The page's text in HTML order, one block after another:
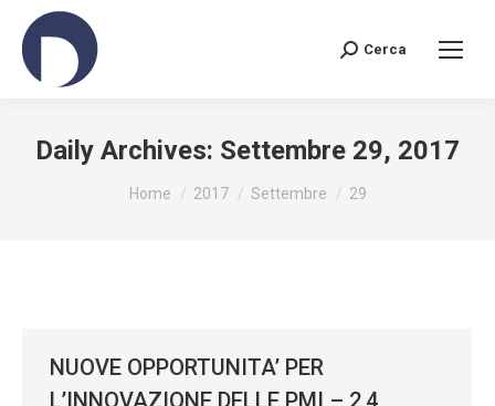
Search:
Cerca
Daily Archives: Settembre 29, 2017
You are here:
Home 2017 Settembre 29
NUOVE OPPORTUNITA’ PER
L’INNOVAZIONE DELLE PMI – 2,4